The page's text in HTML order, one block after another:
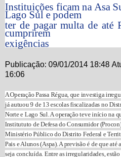
Instituições ficam na Asa
Lago Sul e podem
ter de pagar multa de até
cumprirem
exigências
Publicação: 09/01/2014 18:48
16:06
A Operação Passa Régua, que investiga
já autuou 9 de 13 escolas fiscalizadas no
Norte e Lago Sul. A operação teve início na
Institututo de Defesa do Consumidor
Ministério Público do Distrito Federal e
Pais e Alunos (Aspa). A previsão é de que
seja concluída. Entre as irregularidades,